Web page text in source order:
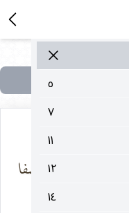
٥
٧
١١
١٢
١٤
وبسرِّ تربته الشفا